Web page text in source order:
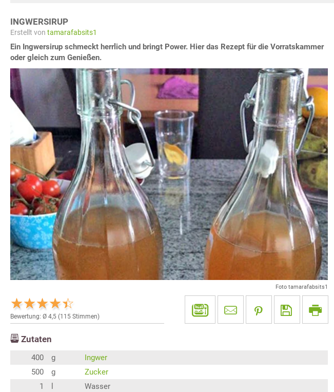
INGWERSIRUP
Erstellt von tamarafabsits1
Ein Ingwersirup schmeckt herrlich und bringt Power. Hier das Rezept für die Vorratskammer
oder gleich zum Genießen.
Foto tamarafabsits1
Bewertung: Ø 4,5 (115 Stimmen)
Zutaten
400 g
Ingwer
500
g
Zucker
1
Wasser